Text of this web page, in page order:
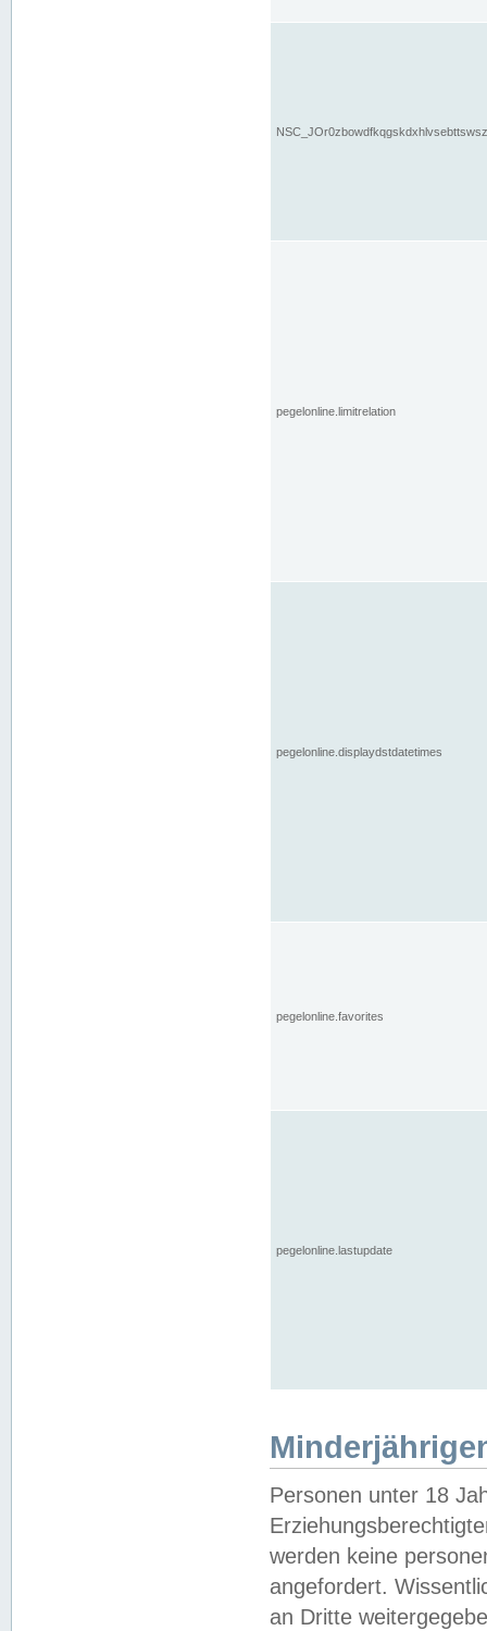
pegelonline.limitrelation
pegelonline.displaydstdatetimes
pegelonline.favorites
pegelonline.lastupdate
Personen unter 18
werden keine
angefordert.
an Dritte